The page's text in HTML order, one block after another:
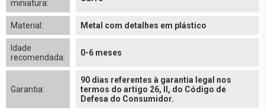
miniatura:
Material: Metal com detalhes em plástico
Idade
recomendada:
0-6 meses
Garantia:
90 dias referentes à garantia legal nos
termos do artigo 26, II, do Código de
Defesa do Consumidor.